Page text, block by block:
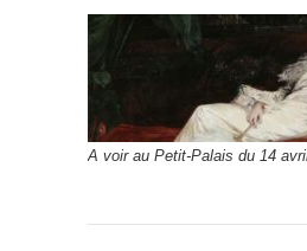
A voir au Petit-Palais du 14